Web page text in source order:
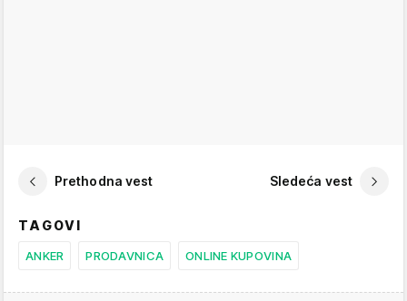
Prethodna vest Sledeća vest
TAGOVI
ANKER PRODAVNICA ONLINE KUPOVINA